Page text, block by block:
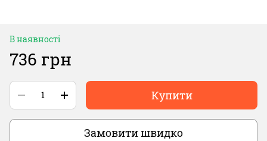
В наявності
736 грн
Купити
Замовити швидко